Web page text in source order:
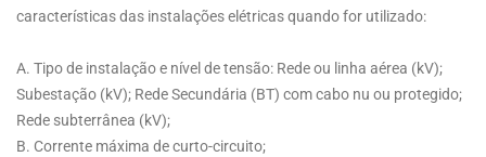
características das instalações elétricas quando for utilizado:
A. Tipo de instalação e nível de tensão: Rede ou linha aérea (kV);
Subestação (kV); Rede Secundária (BT) com cabo nu ou protegido;
Rede subterrânea (kV);
B. Corrente máxima de curto-circuito;